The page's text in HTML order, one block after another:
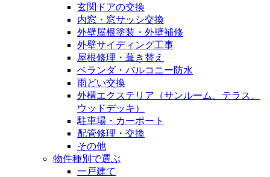
玄関ドアの交換
内窓・窓サッシ交換
外壁屋根塗装・外壁補修
外壁サイディング工事
屋根修理・葺き替え
ベランダ・バルコニー防水
雨どい交換
外構エクステリア（サンルーム、テラス、
ウッドデッキ）
駐車場・カーポート
配管修理・交換
その他
物件種別で選ぶ
一戸建て